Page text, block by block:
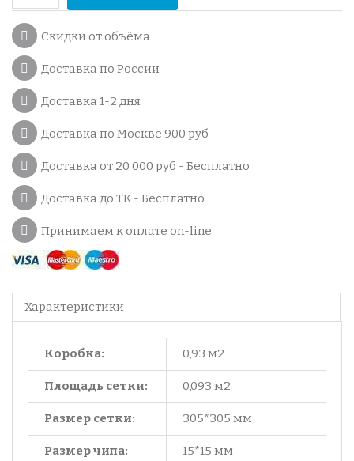
Скидки от объёма
Доставка по России
Доставка 1-2 дня
Доставка по Москве 900 руб
Доставка от 20 000 руб - Бесплатно
Доставка до ТК - Бесплатно
Принимаем к оплате on-line
Характеристики
Коробка: 0,93 м2
Площадь сетки: 0,093 м2
Размер сетки: 305*305 мм
Размер чипа: 15*15 мм